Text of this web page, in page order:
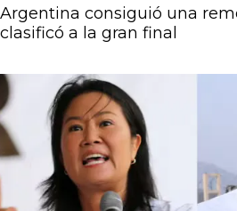
Argentina consiguió una
clasificó a la gran final